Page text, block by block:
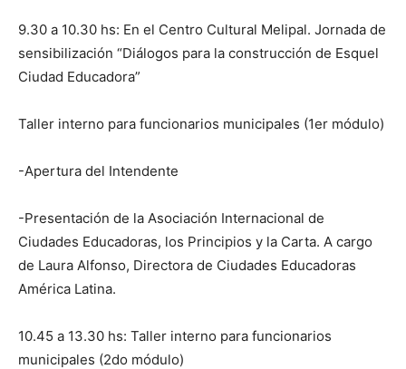
9.30 a 10.30 hs: En el Centro Cultural Melipal. Jornada de
sensibilización “Diálogos para la construcción de Esquel
Ciudad Educadora”
Taller interno para funcionarios municipales (1er módulo)
-Apertura del Intendente
-Presentación de la Asociación Internacional de
Ciudades Educadoras, los Principios y la Carta. A cargo
de Laura Alfonso, Directora de Ciudades Educadoras
América Latina.
10.45 a 13.30 hs: Taller interno para funcionarios
municipales (2do módulo)